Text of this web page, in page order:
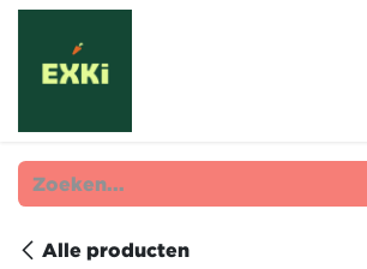
Overslaan naar inhoud
Alle producten